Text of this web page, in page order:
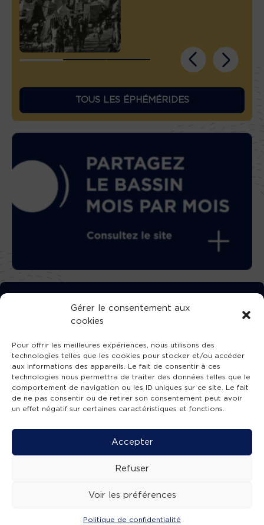
Gérer le consentement aux
cookies
Pour offrir les meilleures expériences, nous utilisons des
technologies telles que les cookies pour stocker et/ou accéder
aux informations des appareils. Le fait de consentir à ces
technologies nous permettra de traiter des données telles que le
comportement de navigation ou les ID uniques sur ce site. Le fait
de ne pas consentir ou de retirer son consentement peut avoir
un effet négatif sur certaines caractéristiques et fonctions.
Accepter
Refuser
Voir les préférences
Politique de confidentialité
ÉMISSIONS AGENDA
TOUS LES ÉPHÉMÉRIDES
TÉLÉCHARGEZ GRATUITEMENT
L’APPLICATION TVBA !
SUIVEZ-NOUS !
Mentions légales -Accessibilité